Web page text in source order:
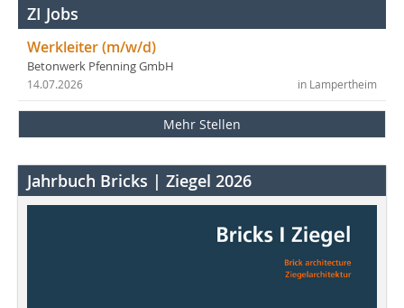
ZI Jobs
Werkleiter (m/w/d)
Betonwerk Pfenning GmbH
in Lampertheim
14.07.2026
Mehr Stellen
Jahrbuch Bricks | Ziegel 2026